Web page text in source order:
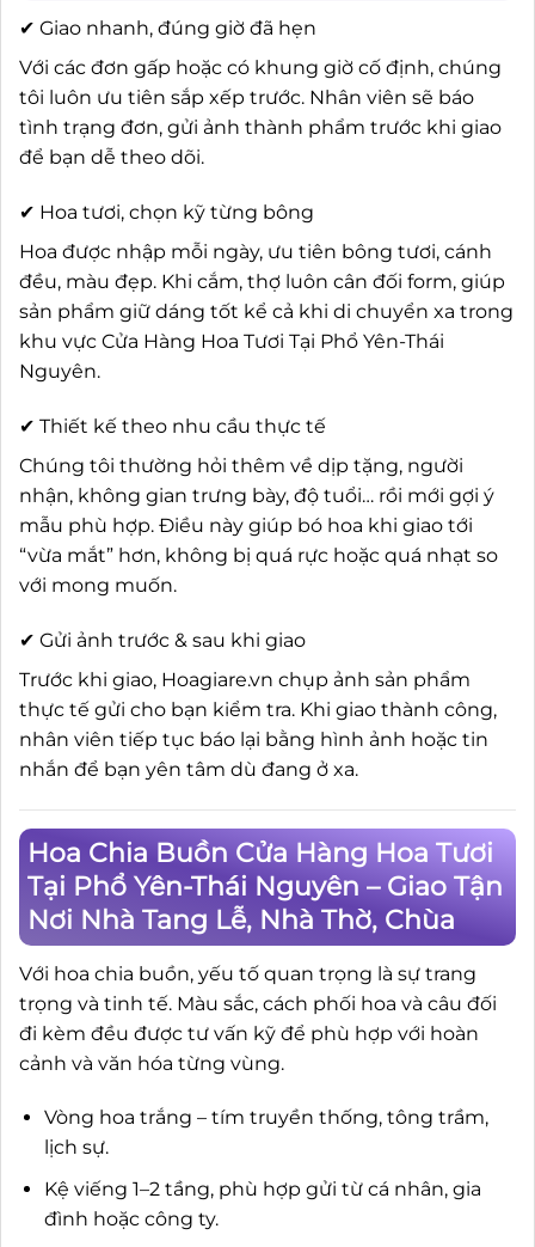
✔ Giao nhanh, đúng giờ đã hẹn
Với các đơn gấp hoặc có khung giờ cố định, chúng
tôi luôn ưu tiên sắp xếp trước. Nhân viên sẽ báo
tình trạng đơn, gửi ảnh thành phẩm trước khi giao
để bạn dễ theo dõi.
✔ Hoa tươi, chọn kỹ từng bông
Hoa được nhập mỗi ngày, ưu tiên bông tươi, cánh
đều, màu đẹp. Khi cắm, thợ luôn cân đối form, giúp
sản phẩm giữ dáng tốt kể cả khi di chuyển xa trong
khu vực Cửa Hàng Hoa Tươi Tại Phổ Yên-Thái
Nguyên.
✔ Thiết kế theo nhu cầu thực tế
Chúng tôi thường hỏi thêm về dịp tặng, người
nhận, không gian trưng bày, độ tuổi… rồi mới gợi ý
mẫu phù hợp. Điều này giúp bó hoa khi giao tới
“vừa mắt” hơn, không bị quá rực hoặc quá nhạt so
với mong muốn.
✔ Gửi ảnh trước & sau khi giao
Trước khi giao, Hoagiare.vn chụp ảnh sản phẩm
thực tế gửi cho bạn kiểm tra. Khi giao thành công,
nhân viên tiếp tục báo lại bằng hình ảnh hoặc tin
nhắn để bạn yên tâm dù đang ở xa.
Hoa Chia Buồn Cửa Hàng Hoa Tươi
Tại Phổ Yên-Thái Nguyên – Giao Tận
Nơi Nhà Tang Lễ, Nhà Thờ, Chùa
Với hoa chia buồn, yếu tố quan trọng là sự trang
trọng và tinh tế. Màu sắc, cách phối hoa và câu đối
đi kèm đều được tư vấn kỹ để phù hợp với hoàn
cảnh và văn hóa từng vùng.
Vòng hoa trắng – tím truyền thống, tông trầm,
lịch sự.
Kệ viếng 1–2 tầng, phù hợp gửi từ cá nhân, gia
đình hoặc công ty.